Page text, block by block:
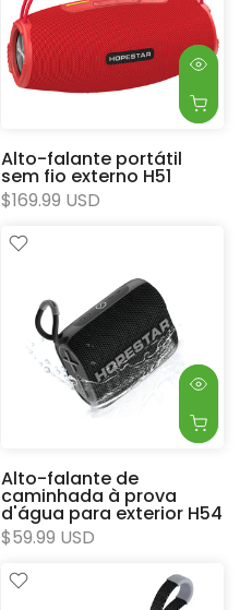
Alto-falante portátil
sem fio externo H51
$169.99 USD
Alto-falante de
caminhada à prova
d'água para exterior H54
$59.99 USD